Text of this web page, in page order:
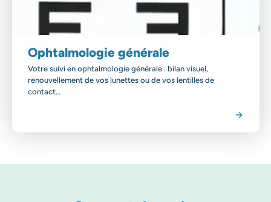
Ophtalmologie générale
Votre suivi en ophtalmologie générale : bilan visuel,
renouvellement de vos lunettes ou de vos lentilles de
contact…